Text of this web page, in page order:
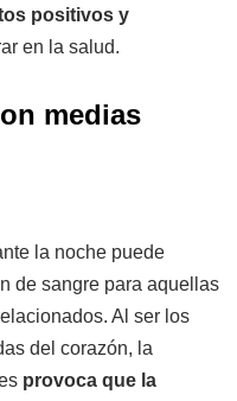
positivos y
en la salud.
medias
la noche puede
de sangre para aquellas
Al ser los
del corazón, la
provoca que la